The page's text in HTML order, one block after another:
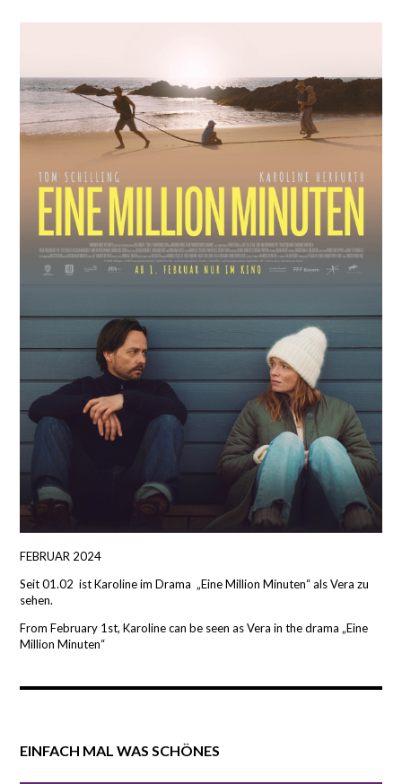
FEBRUAR 2024
Seit 01.02 ist Karoline im Drama „Eine Million Minuten“ als Vera zu
sehen.
From February 1st, Karoline can be seen as Vera in the drama „Eine
Million Minuten“
EINFACH MAL WAS SCHÖNES